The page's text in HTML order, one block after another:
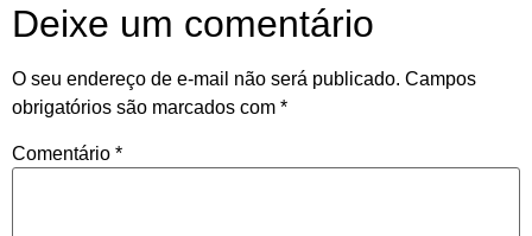
Deixe um comentário
O seu endereço de e-mail não será publicado. Campos
obrigatórios são marcados com *
Comentário *